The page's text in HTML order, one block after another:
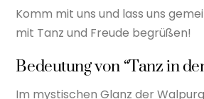
Komm mit uns und lass uns
mit Tanz und Freude begrüßen!
Bedeutung von “Tanz in
Im mystischen Glanz der